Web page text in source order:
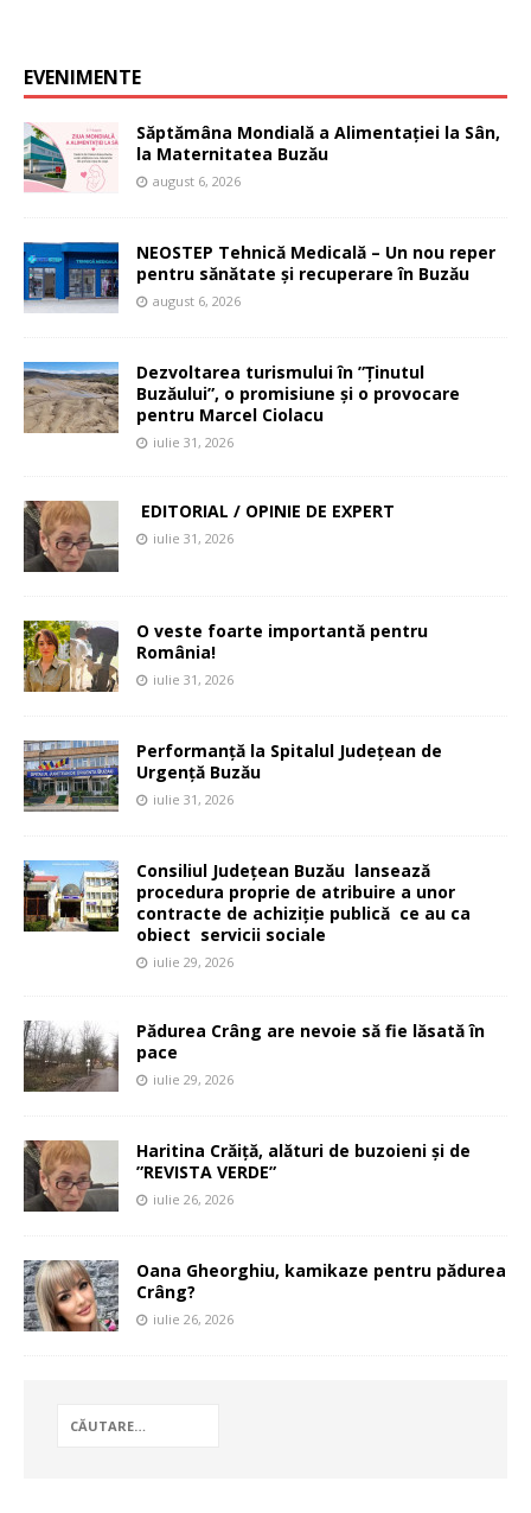
EVENIMENTE
Săptămâna Mondială a Alimentației la Sân,
la Maternitatea Buzău
august 6, 2026
NEOSTEP Tehnică Medicală – Un nou reper
pentru sănătate și recuperare în Buzău
august 6, 2026
Dezvoltarea turismului în ”Ținutul
Buzăului”, o promisiune și o provocare
pentru Marcel Ciolacu
iulie 31, 2026
EDITORIAL / OPINIE DE EXPERT
iulie 31, 2026
O veste foarte importantă pentru
România!
iulie 31, 2026
Performanță la Spitalul Județean de
Urgență Buzău
iulie 31, 2026
Consiliul Județean Buzău lansează
procedura proprie de atribuire a unor
contracte de achiziție publică ce au ca
obiect servicii sociale
iulie 29, 2026
Pădurea Crâng are nevoie să fie lăsată în
pace
iulie 29, 2026
Haritina Crăiță, alături de buzoieni și de
”REVISTA VERDE”
iulie 26, 2026
Oana Gheorghiu, kamikaze pentru pădurea
Crâng?
iulie 26, 2026